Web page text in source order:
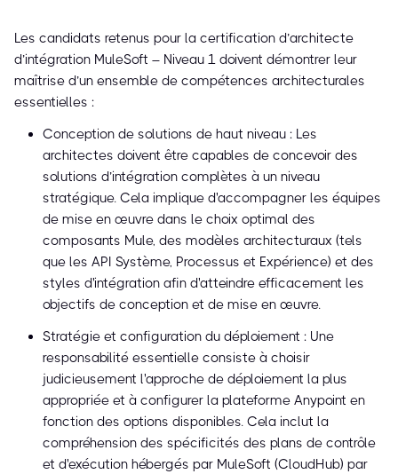
Les candidats retenus pour la certification d’architecte
d’intégration MuleSoft – Niveau 1 doivent démontrer leur
maîtrise d’un ensemble de compétences architecturales
essentielles :
Conception de solutions de haut niveau : Les
architectes doivent être capables de concevoir des
solutions d’intégration complètes à un niveau
stratégique. Cela implique d'accompagner les équipes
de mise en œuvre dans le choix optimal des
composants Mule, des modèles architecturaux (tels
que les API Système, Processus et Expérience) et des
styles d'intégration afin d'atteindre efficacement les
objectifs de conception et de mise en œuvre.
Stratégie et configuration du déploiement : Une
responsabilité essentielle consiste à choisir
judicieusement l'approche de déploiement la plus
appropriée et à configurer la plateforme Anypoint en
fonction des options disponibles. Cela inclut la
compréhension des spécificités des plans de contrôle
et d'exécution hébergés par MuleSoft (CloudHub) par